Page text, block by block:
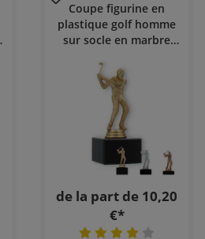
Coupe figurine en
plastique golf homme
sur socle en marbre
de la part de 10,20
€*